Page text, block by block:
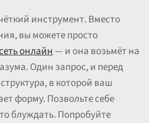
инструмент. Вместо
вы можете просто
онлайн— и она возьмёт на
Один запрос, и перед
в которой ваш
форму. Позвольте себе
блуждать. Попробуйте